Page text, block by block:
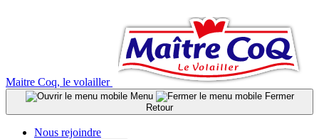
Maitre Coq, le volailler
Menu
Fermer
Retour
Nous rejoindre